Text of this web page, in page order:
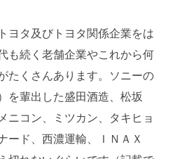
ヨタ及びトヨタ関係企業をは
も続く老舗企業やこれから何
たくさんあります。ソニーの
を輩出した盛田酒造、松坂
ニコン、ミツカン、タキヒョ
ード、西濃運輸、ＩＮＡＸ